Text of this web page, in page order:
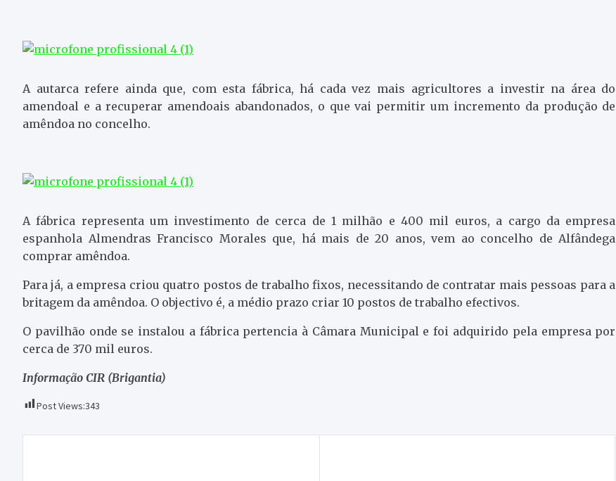
A autarca refere ainda que, com esta fábrica, há cada vez mais agricultores a investir na área do
amendoal e a recuperar amendoais abandonados, o que vai permitir um incremento da produção de
amêndoa no concelho.
A fábrica representa um investimento de cerca de 1 milhão e 400 mil euros, a cargo da empresa
espanhola Almendras Francisco Morales que, há mais de 20 anos, vem ao concelho de Alfândega
comprar amêndoa.
Para já, a empresa criou quatro postos de trabalho fixos, necessitando de contratar mais pessoas para a
britagem da amêndoa. O objectivo é, a médio prazo criar 10 postos de trabalho efectivos.
O pavilhão onde se instalou a fábrica pertencia à Câmara Municipal e foi adquirido pela empresa por
cerca de 370 mil euros.
Informação CIR (Brigantia)
Post Views:343